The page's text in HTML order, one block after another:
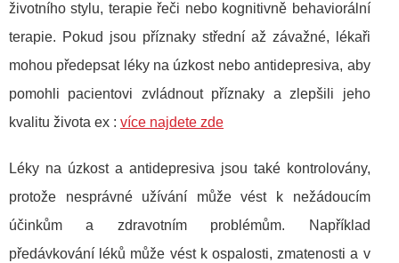
životního stylu, terapie řeči nebo kognitivně behaviorální
terapie. Pokud jsou příznaky střední až závažné, lékaři
mohou předepsat léky na úzkost nebo antidepresiva, aby
pomohli pacientovi zvládnout příznaky a zlepšili jeho
kvalitu života ex : více najdete zde
Léky na úzkost a antidepresiva jsou také kontrolovány,
protože nesprávné užívání může vést k nežádoucím
účinkům a zdravotním problémům. Například
předávkování léků může vést k ospalosti, zmatenosti a v